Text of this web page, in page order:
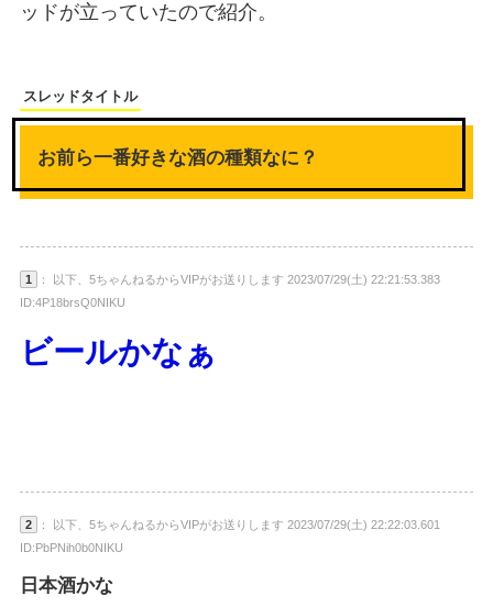
ッドが立っていたので紹介。
スレッドタイトル
お前ら一番好きな酒の種類なに？
1
： 以下、5ちゃんねるからVIPがお送りします 2023/07/29(土) 22:21:53.383
ID:4P18brsQ0NIKU
ビールかなぁ
2
： 以下、5ちゃんねるからVIPがお送りします 2023/07/29(土) 22:22:03.601
ID:PbPNih0b0NIKU
日本酒かな